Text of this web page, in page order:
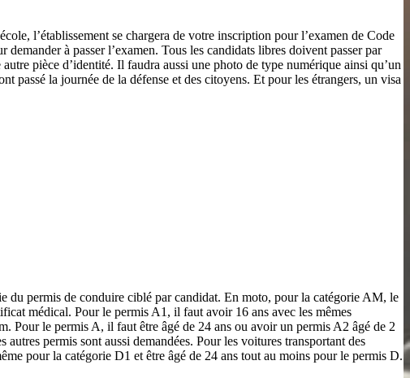
l’établissement se chargera de votre inscription pour l’examen de Code
à passer l’examen. Tous les candidats libres doivent passer par
pièce d’identité. Il faudra aussi une photo de type numérique ainsi qu’un
la journée de la défense et des citoyens. Et pour les étrangers, un visa
du permis de conduire ciblé par candidat. En moto, pour la catégorie AM, le
médical. Pour le permis A1, il faut avoir 16 ans avec les mêmes
Pour le permis A, il faut être âgé de 24 ans ou avoir un permis A2 âgé de 2
permis sont aussi demandées. Pour les voitures transportant des
pour la catégorie D1 et être âgé de 24 ans tout au moins pour le permis D.